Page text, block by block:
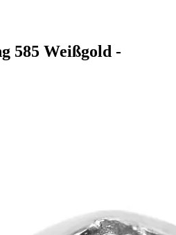
585 Weißgold -